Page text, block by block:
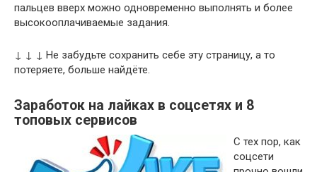
пальцев вверх можно одновременно выполнять и более
высокооплачиваемые задания.
↓ ↓ ↓ Не забудьте сохранить себе эту страницу, а то
потеряете, больше найдёте.
Заработок на лайках в соцсетях и 8
топовых сервисов
С тех пор, как
соцсети